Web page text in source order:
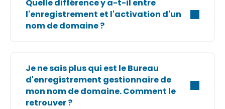
Quelle différence y a-t-il entre
l'enregistrement et l'activation d'un
nom de domaine ?
Je ne sais plus qui est le Bureau
d'enregistrement gestionnaire de
mon nom de domaine. Comment le
retrouver ?